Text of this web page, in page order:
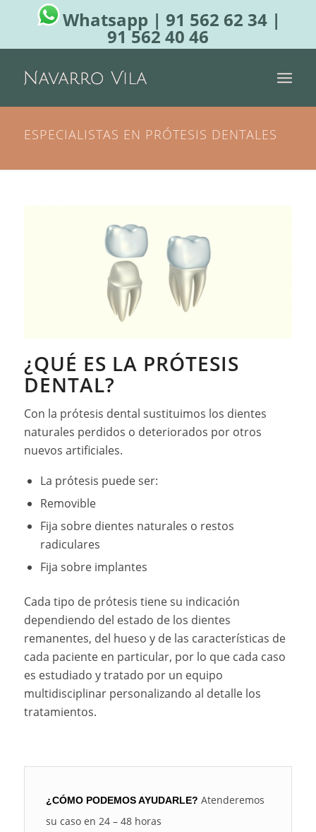
Whatsapp |91 562 62 34 |
91 562 40 46
ESPECIALISTAS EN PRÓTESIS DENTALES
¿QUÉ ES LA PRÓTESIS
DENTAL?
Con la prótesis dental sustituimos los dientes
naturales perdidos o deteriorados por otros
nuevos artificiales.
La prótesis puede ser:
Removible
Fija sobre dientes naturales o restos
radiculares
Fija sobre implantes
Cada tipo de prótesis tiene su indicación
dependiendo del estado de los dientes
remanentes, del hueso y de las características de
cada paciente en particular, por lo que cada caso
es estudiado y tratado por un equipo
multidisciplinar personalizando al detalle los
tratamientos.
¿CÓMO PODEMOS AYUDARLE? Atenderemos
su caso en 24 – 48 horas